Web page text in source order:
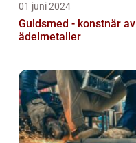
01 juni 2024
Guldsmed - konstnär av
ädelmetaller